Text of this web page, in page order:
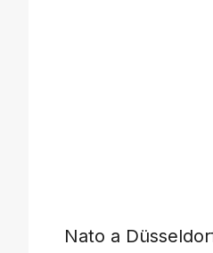
Nato a